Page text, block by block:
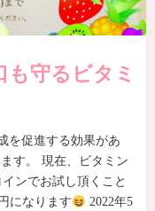
守るビタミ
を促進する効果があ
す。 現在、ビタミン
ンでお試し頂くこと
になります
2022年5